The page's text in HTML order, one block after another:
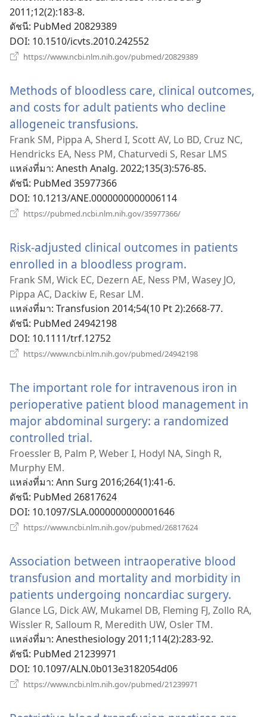
2011;12(2):183-8.
ดัชนี‎: PubMed 20829389
DOI‎: 10.1510/icvts.2010.242552
https://www.ncbi.nlm.nih.gov/pubmed/20829389
Methods of bloodless care, clinical outcomes,
and costs for adult patients who decline
allogeneic transfusions.
หน้าต่าง
ใหม่)
Frank SM, Pippa A, Sherd I, Scott AV, Lo BD, Cruz NC,
Hendricks EA, Ness PM, Chaturvedi S, Resar LMS
แหล่งที่มา‎: Anesth Analg. 2022;135(3):576-85.
ดัชนี‎: PubMed 35977366
DOI‎: 10.1213/ANE.0000000000006114
https://pubmed.ncbi.nlm.nih.gov/35977366/
Risk-adjusted clinical outcomes in patients
enrolled in a bloodless program.
หน้าต่าง
Frank SM, Wick EC, Dezern AE, Ness PM, Wasey JO,
Pippa AC, Dackiw E, Resar LM.
แหล่งที่มา‎: Transfusion 2014;54(10 Pt 2):2668-77.
ดัชนี‎: PubMed 24942198
DOI‎: 10.1111/trf.12752
https://www.ncbi.nlm.nih.gov/pubmed/24942198
The important role for intravenous iron in
perioperative patient blood management in
major abdominal surgery: a randomized
controlled trial.
หน้าต่าง
Froessler B, Palm P, Weber I, Hodyl NA, Singh R,
Murphy EM.
แหล่งที่มา‎: Ann Surg 2016;264(1):41-6.
ดัชนี‎: PubMed 26817624
DOI‎: 10.1097/SLA.0000000000001646
https://www.ncbi.nlm.nih.gov/pubmed/26817624
Association between intraoperative blood
transfusion and mortality and morbidity in
patients undergoing noncardiac surgery.
หน้าต่
Glance LG, Dick AW, Mukamel DB, Fleming FJ, Zollo RA,
Wissler R, Salloum R, Meredith UW, Osler TM.
แหล่งที่มา‎: Anesthesiology 2011;114(2):283-92.
ดัชนี‎: PubMed 21239971
DOI‎: 10.1097/ALN.0b013e3182054d06
https://www.ncbi.nlm.nih.gov/pubmed/21239971